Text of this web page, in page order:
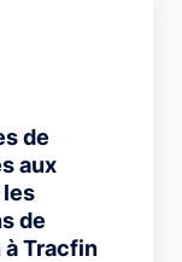
de
aux
de
à Tracfin